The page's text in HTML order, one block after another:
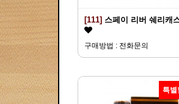
[111] 스페이 리버 쉐리캐
구매방법 : 전화문의
특별